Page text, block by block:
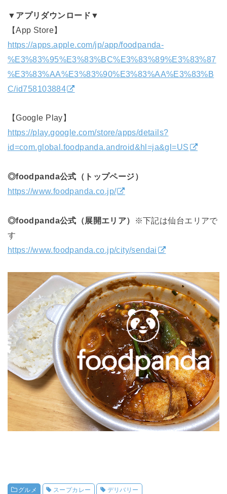
▼アプリダウンロード▼
【App Store】
https://apps.apple.com/jp/app/foodpanda-
%E3%83%95%E3%83%BC%E3%83%89%E3%83%87
%E3%83%AA%E3%83%90%E3%83%AA%E3%83%B
C/id758103884
【Google Play】
https://play.google.com/store/apps/details?
id=com.global.foodpanda.android&hl=ja&gl=US
◎foodpanda公式（トップページ）
https://www.foodpanda.co.jp/
◎foodpanda公式（展開エリア）
※下記は仙台エリアで
す
https://www.foodpanda.co.jp/city/sendai
グルメ スープカレー デリバリー